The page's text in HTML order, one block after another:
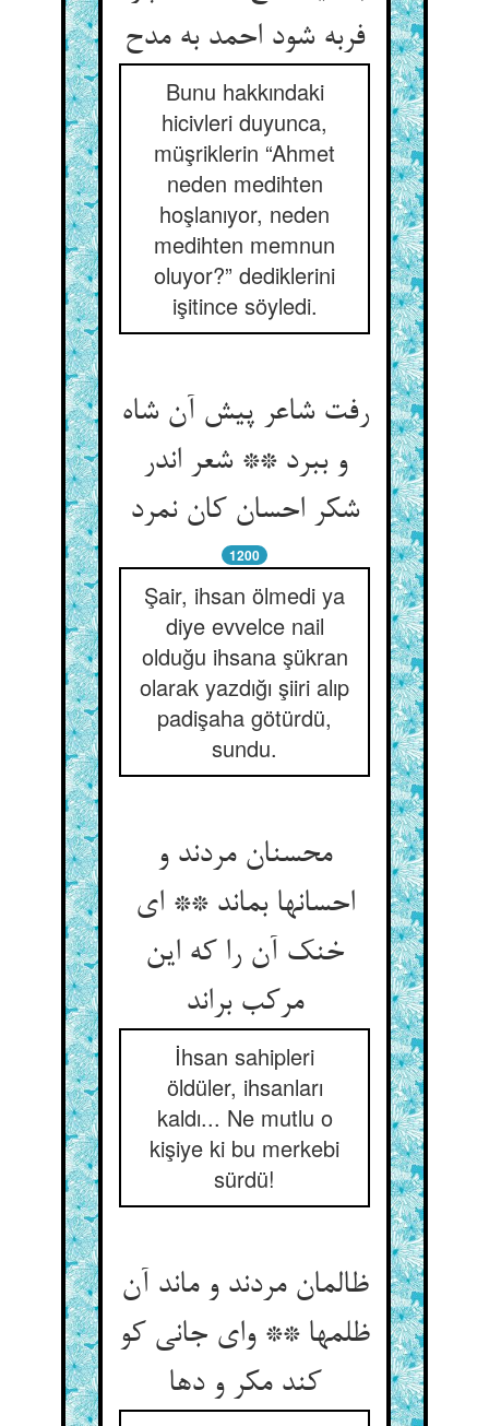
فربه شود احمد به مدح
Bunu hakkındaki
hicivleri duyunca,
müşriklerin “Ahmet
neden medihten
hoşlanıyor, neden
medihten memnun
oluyor?” dediklerini
işitince söyledi.
رفت شاعر پیش آن شاه
و ببرد ** شعر اندر
شکر احسان کان نمرد
1200
Şair, ihsan ölmedi ya
diye evvelce nail
olduğu ihsana şükran
olarak yazdığı şiiri alıp
padişaha götürdü,
sundu.
محسنان مردند و
احسانها بماند ** ای
خنک آن را که این
مرکب براند
İhsan sahipleri
öldüler, ihsanları
kaldı... Ne mutlu o
kişiye ki bu merkebi
sürdü!
ظالمان مردند و ماند آن
ظلمها ** وای جانی کو
کند مکر و دها